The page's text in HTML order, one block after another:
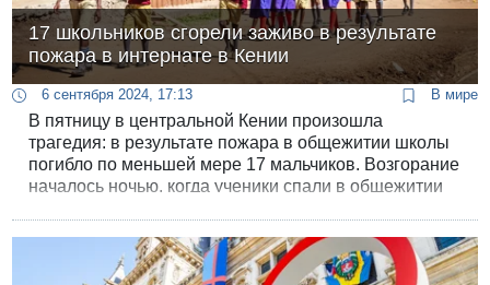
17 школьников сгорели заживо в результате
пожара в интернате в Кении
6 сентября 2024, 17:13 В мире
В пятницу в центральной Кении произошла
трагедия: в результате пожара в общежитии школы
погибло по меньшей мере 17 мальчиков. Возгорание
началось ночью, когда ученики спали в общежитии